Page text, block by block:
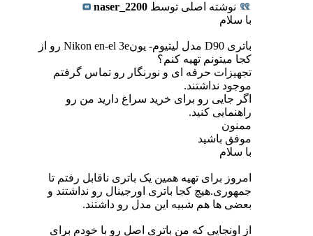
نوشته اصلی توسط naser_2200
با سلام
باتری D90 مدل لیتیوم- یونNikon en-el 3e رو از
کجا میتونم تهیه کنم؟
تجهیزات حرفه ای و نورنگار رو تماس گرفتم
موجود نداشتند.
اگر جایی رو برای خرید سراغ دارید من رو
راهنمایی کنید.
ممنون
موفق باشید
با سلام
امروز برای تهیه همین یک باتری ناقابل رفتم تا
جمهوری.هیچ کجا باتری اورجینال رو نداشتند و
بعضی ها هم شبیه این مدل رو داشتند.
از اونجایی که من باتری اصل رو با خودم برای